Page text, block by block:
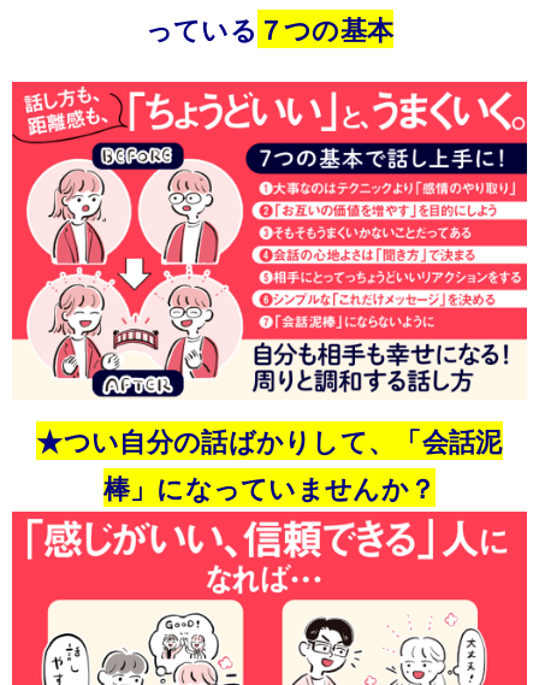
っている ７つの基本
★つい自分の話ばかりして、「会話泥
棒」になっていませんか？